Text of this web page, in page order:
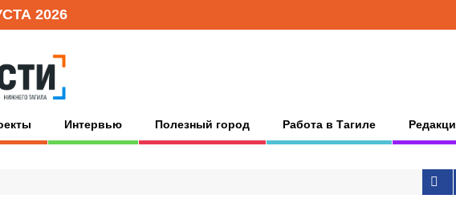
2026
Интервью Полезный город Работа в Тагиле